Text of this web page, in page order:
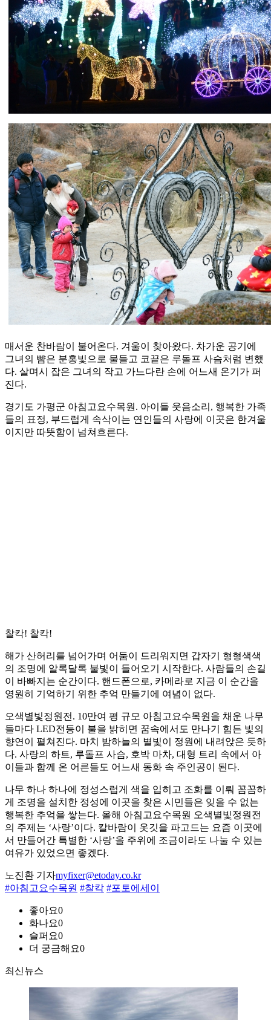
매서운 찬바람이 불어온다. 겨울이 찾아왔다. 차가운 공기에
그녀의 뺨은 분홍빛으로 물들고 코끝은 루돌프 사슴처럼 변했
다. 살며시 잡은 그녀의 작고 가느다란 손에 어느새 온기가 퍼
진다.
경기도 가평군 아침고요수목원. 아이들 웃음소리, 행복한 가족
들의 표정, 부드럽게 속삭이는 연인들의 사랑에 이곳은 한겨울
이지만 따뜻함이 넘쳐흐른다.
찰칵! 찰칵!
해가 산허리를 넘어가며 어둠이 드리워지면 갑자기 형형색색
의 조명에 알록달록 불빛이 들어오기 시작한다. 사람들의 손길
이 바빠지는 순간이다. 핸드폰으로, 카메라로 지금 이 순간을
영원히 기억하기 위한 추억 만들기에 여념이 없다.
오색별빛정원전. 10만여 평 규모 아침고요수목원을 채운 나무
들마다 LED전등이 불을 밝히면 꿈속에서도 만나기 힘든 빛의
향연이 펼쳐진다. 마치 밤하늘의 별빛이 정원에 내려앉은 듯하
다. 사랑의 하트, 루돌프 사슴, 호박 마차, 대형 트리 속에서 아
이들과 함께 온 어른들도 어느새 동화 속 주인공이 된다.
나무 하나 하나에 정성스럽게 색을 입히고 조화를 이뤄 꼼꼼하
게 조명을 설치한 정성에 이곳을 찾은 시민들은 잊을 수 없는
행복한 추억을 쌓는다. 올해 아침고요수목원 오색별빛정원전
의 주제는 ‘사랑’이다. 칼바람이 옷깃을 파고드는 요즘 이곳에
서 만들어간 특별한 ‘사랑’을 주위에 조금이라도 나눌 수 있는
여유가 있었으면 좋겠다.
노진환 기자myfixer@etoday.co.kr
#아침고요수목원 #찰칵 #포토에세이
좋아요0
화나요0
슬퍼요0
더 궁금해요0
최신뉴스